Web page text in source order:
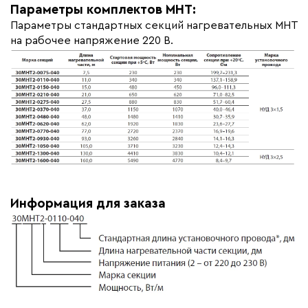
Параметры комплектов МНТ:
Параметры стандартных секций нагревательных МНТ
на рабочее напряжение 220 В.
Информация для заказа